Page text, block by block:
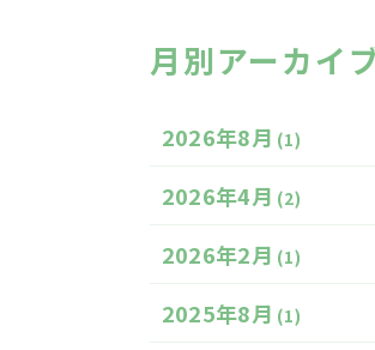
月別アーカイ
2026年8月 (1)
2026年4月 (2)
2026年2月 (1)
2025年8月 (1)